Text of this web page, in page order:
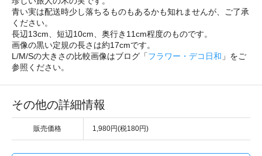
青い実は配送時少し落ちるものもあるかも知れませんが、ご了承
ください。
長辺13cm、短辺10cm、奥行き11cm程度のものです。
画像の黒い定規の長さは約17cmです。
L/M/Sの大きさの比較画像はブログ「フラワー・デコ日和 」をご
参照ください。
その他の詳細情報
販売価格 1,980円(税180円)